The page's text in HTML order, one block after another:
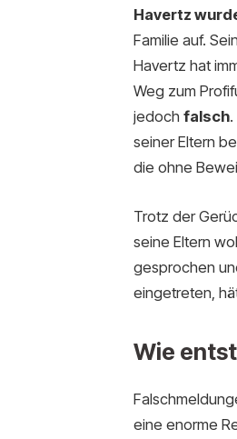
Havertz
Familie auf.
Havertz hat
Weg zum
jedoch falsch.
seiner Eltern
die ohne
Trotz der
seine Eltern
gesprochen
eingetreten,
Wie
eine enorme